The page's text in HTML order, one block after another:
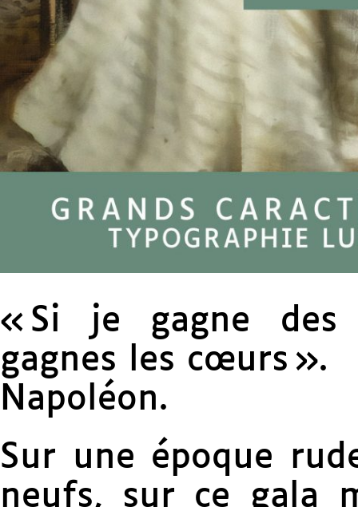
« Si je gagne
gagnes les cœurs ».
Napoléon.
Sur une époque
neufs, sur ce gala